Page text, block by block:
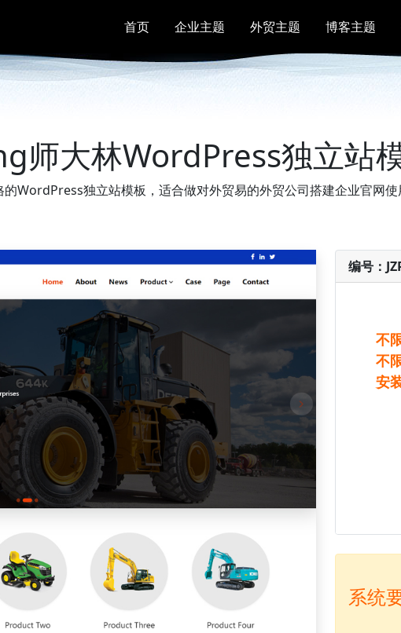
首页 企业主题 外贸主题 博客主题
师大林WordPress独立站
WordPress独立站模板，适合做对外贸易的外贸公司搭建企业官网使
编号：
不
不
安
系统